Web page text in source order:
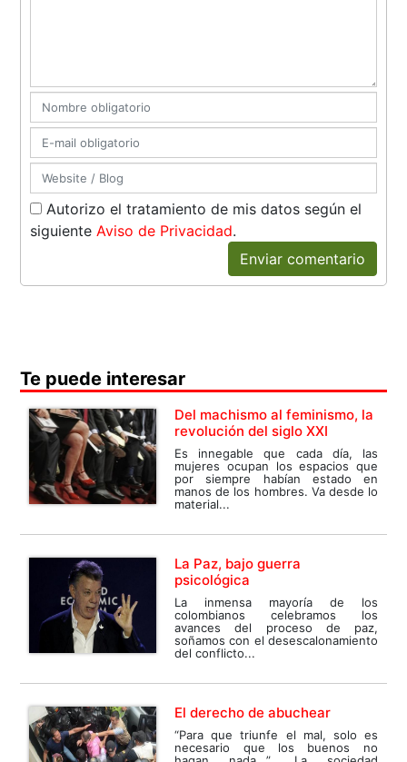
Autorizo el tratamiento de mis datos según el
siguienteAviso de Privacidad.
Enviar comentario
Te puede interesar
Del machismo al feminismo, la
revolución del siglo XXI
Es innegable que cada día, las
mujeres ocupan los espacios que
por siempre habían estado en
manos de los hombres. Va desde lo
material...
La Paz, bajo guerra
psicológica
La inmensa mayoría de los
colombianos celebramos los
avances del proceso de paz,
soñamos con el desescalonamiento
del conflicto...
El derecho de abuchear
“Para que triunfe el mal, solo es
necesario que los buenos no